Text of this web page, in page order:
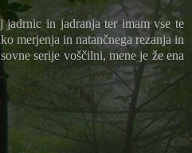
in jadranja ter imam vse te
merjenja in natančnega rezanja in
serije voščilni, mene je že ena